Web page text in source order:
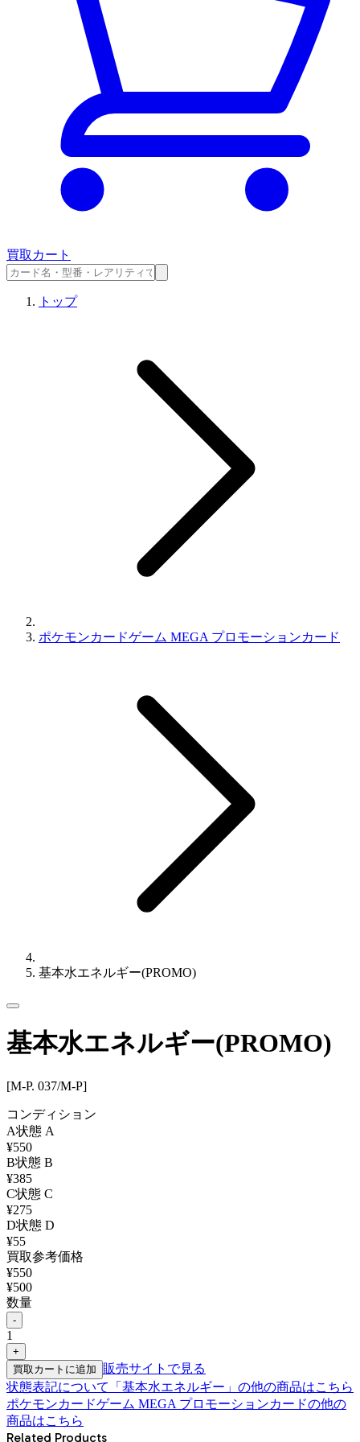
買取カート
トップ
ポケモンカードゲーム MEGA プロモーションカード
基本水エネルギー(PROMO)
基本水エネルギー(PROMO)
[M-P. 037/M-P]
コンディション
A状態 A
¥550
B状態 B
¥385
C状態 C
¥275
D状態 D
¥55
買取参考価格
¥550
¥500
数量
-
1
+
買取カートに追加
販売サイトで見る
状態表記について
「 基本水エネルギー 」の他の商品はこちら
ポケモンカードゲーム MEGA プロモーションカードの他の
商品はこちら
Related Products